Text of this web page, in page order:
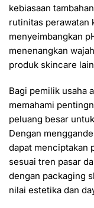
kebiasaan
rutinitas perawatan
menyeimbangkan
menenangkan
produk skincare
Bagi pemilik usaha
memahami
peluang besar
Dengan
dapat menciptakan
sesuai tren pasar
dengan packaging
nilai estetika dan